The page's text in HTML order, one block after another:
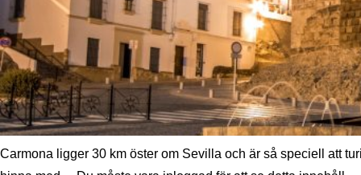
Carmona ligger 30 km öster om Sevilla och är så speciell att